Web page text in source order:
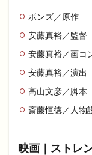
ボンズ／原作
安藤真裕／監督
安藤真裕／画コ
安藤真裕／演出
高山文彦／脚本
斎藤恒徳／人物
映画｜ストレ